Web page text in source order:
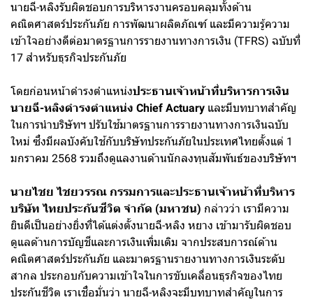
นายฉี-หลิงรับผิดชอบการบริหารงานครอบคลุมทั้งด้าน
คณิตศาสตร์ประกันภัย การพัฒนาผลิตภัณฑ์ และมีความรู้ความ
เข้าใจอย่างดีต่อมาตรฐานการรายงานทางการเงิน (TFRS) ฉบับที่
17 สำหรับธุรกิจประกันภัย
โดยก่อนหน้าดำรงตำแหน่งประธานเจ้าหน้าที่บริหารการเงิน
นายฉี-หลิงดำรงตำแหน่ง Chief Actuary และมีบทบาทสำคัญ
ในการนำบริษัทฯ ปรับใช้มาตรฐานการรายงานทางการเงินฉบับ
ใหม่ ซึ่งมีผลบังคับใช้กับบริษัทประกันภัยในประเทศไทยตั้งแต่ 1
มกราคม 2568 รวมถึงดูแลงานด้านนักลงทุนสัมพันธ์ของบริษัทฯ
นายไชย ไชยวรรณ กรรมการและประธานเจ้าหน้าที่บริหาร
บริษัท ไทยประกันชีวิต จำกัด (มหาชน) กล่าวว่า เรามีความ
ยินดีเป็นอย่างยิ่งที่ได้แต่งตั้งนายฉี-หลิง หยาง เข้ามารับผิดชอบ
ดูแลด้านการบัญชีและการเงินเพิ่มเติม จากประสบการณ์ด้าน
คณิตศาสตร์ประกันภัย และมาตรฐานรายงานทางการเงินระดับ
สากล ประกอบกับความเข้าใจในการขับเคลื่อนธุรกิจของไทย
ประกันชีวิต เราเชื่อมั่นว่า นายฉี-หลิงจะมีบทบาทสำคัญในการ